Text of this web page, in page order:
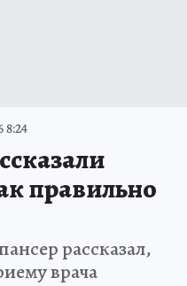
8:24
правильно
рассказал,
врача